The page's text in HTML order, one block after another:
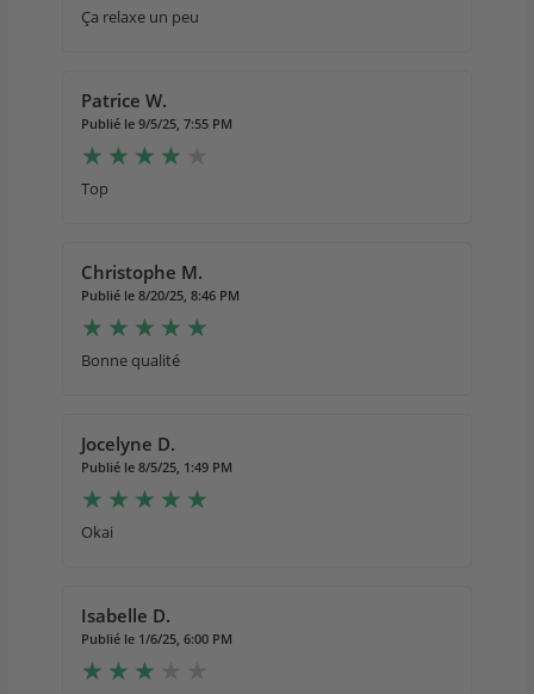
Ça relaxe un peu
Patrice W.
Publié le 9/5/25, 7:55 PM
Top
Christophe M.
Publié le 8/20/25, 8:46 PM
Bonne qualité
Jocelyne D.
Publié le 8/5/25, 1:49 PM
Okai
Isabelle D.
Publié le 1/6/25, 6:00 PM